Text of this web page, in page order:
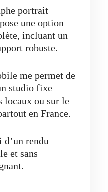
portrait
une option
incluant un
robuste.
me permet de
studio fixe
locaux ou sur le
en France.
d’un rendu
et sans